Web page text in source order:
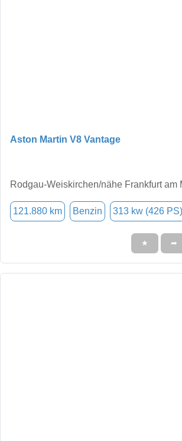
Aston Martin V8 Vantage
Rodgau-Weiskirchen/nähe Frankfurt am
121.880 km Benzin 313 kw (426 PS)
★ ➦